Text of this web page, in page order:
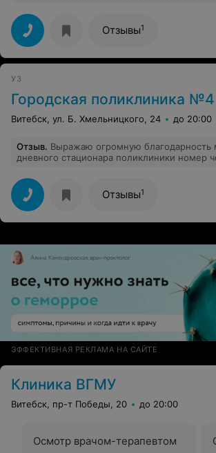
Николай Михайлович и хирург
Сергеевич без лишних слов сделали всё,
какие прекрасные медсёстры! Марина
Анна в перевязочном, Диана, санитарка
другие! Простите, не знаю их имён.
Отзывы1
УЗ
Городская поликлиника №4
Витебск, ул. Б. Хмельницкого, 24 до 20:00
Отзыв. Выражаю огромную благодарность
дневного стационара поликлиники номер
отношение к
людях держится наш мир.
Отзывы1
ЭФФЕКТИВНАЯ РЕКЛАМА НА САЙТЕ
Клиника ВГМУ
Витебск, пр-т Победы, 20 до 20:00
Осмотр врачом-терапевтом